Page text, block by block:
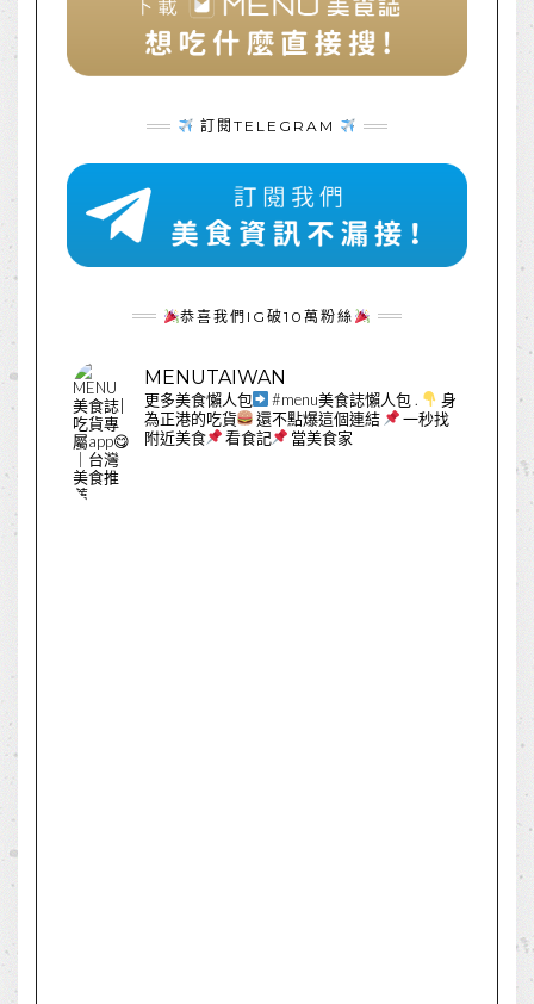
訂閱TELEGRAM
恭喜我們IG破10萬粉絲
MENUTAIWAN
更多美食懶人包 #menu美食誌懶人包 .
身
為正港的吃貨
還不點爆這個連結
一秒找
附近美食
看食記 當美食家